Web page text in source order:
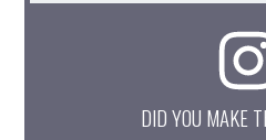
DID YOU MAKE